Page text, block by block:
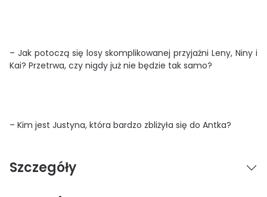
– Jak potoczą się losy skomplikowanej przyjaźni Leny, Niny i
Kai? Przetrwa, czy nigdy już nie będzie tak samo?
– Kim jest Justyna, która bardzo zbliżyła się do Antka?
Szczegóły